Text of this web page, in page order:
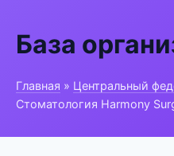
База
Главная » Центральный
Стоматология Harmony